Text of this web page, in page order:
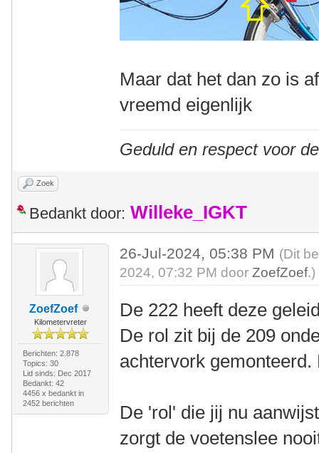
Maar dat het dan zo is
vreemd eigenlijk
Geduld en respect voor
Zoek
Bedankt door: Willeke_IGKT
ZoefZoef
Kilometervreter
Berichten: 2.878
Topics: 30
Lid sinds: Dec 2017
Bedankt: 42
4456 x bedankt in
2452 berichten
26-Jul-2024, 05:38 PM (Dit
2024, 07:32 PM doorZoefZoef.)
De 222 heeft deze
De rol zit bij de 209
achtervork gemonteerd.
De 'rol' die jij nu
zorgt de voetenslee